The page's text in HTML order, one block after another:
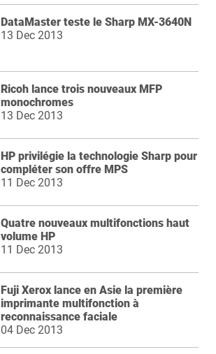
DataMaster teste le Sharp MX-3640N
13 Dec 2013
Ricoh lance trois nouveaux MFP
monochromes
13 Dec 2013
HP privilégie la technologie Sharp pour
compléter son offre MPS
11 Dec 2013
Quatre nouveaux multifonctions haut
volume HP
11 Dec 2013
Fuji Xerox lance en Asie la première
imprimante multifonction à
reconnaissance faciale
04 Dec 2013